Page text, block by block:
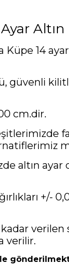
Altın
Küpe 14
güvenli
cm.dir.
altın ayar
+/-
verilen
verilir.